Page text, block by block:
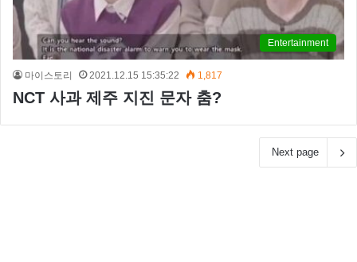
Entertainment
마이스토리 2021.12.15 15:35:22 1,817
NCT 사과 제주 지진 문자 춤?
Next page